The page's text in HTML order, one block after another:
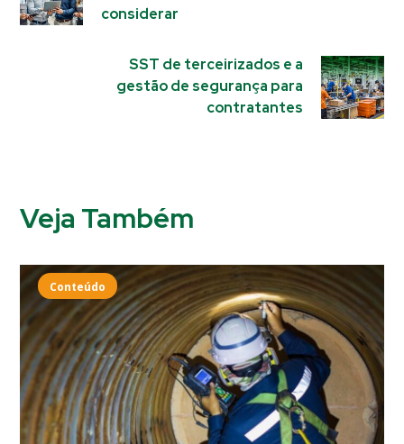
considerar
SST de terceirizados e a
gestão de segurança para
contratantes
Veja Também
Conteúdo